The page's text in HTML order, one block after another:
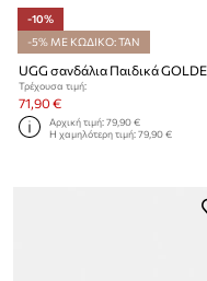
-10%
-5% ΜΕ ΚΩΔΙΚΟ: TAN
Τρέχουσα τιμή:
71,90 €
Αρχική τιμή:79,90 €
Η χαμηλότερη τιμή:79,90 €